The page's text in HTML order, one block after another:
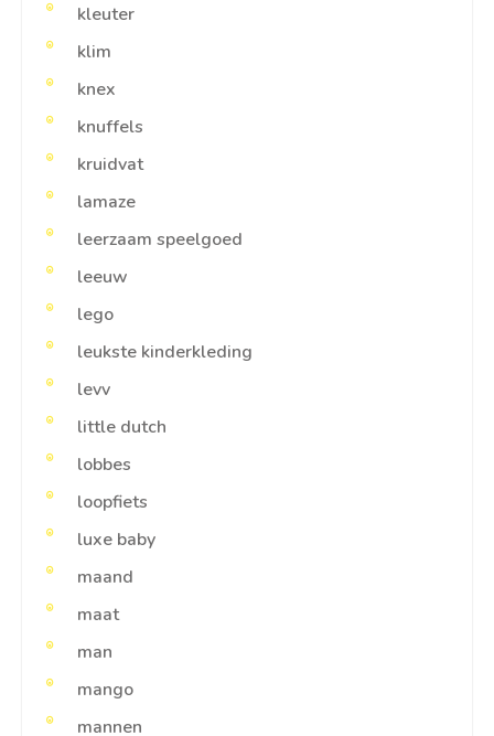
kleuter
klim
knex
knuffels
kruidvat
lamaze
leerzaam speelgoed
leeuw
lego
leukste kinderkleding
levv
little dutch
lobbes
loopfiets
luxe baby
maand
maat
man
mango
mannen